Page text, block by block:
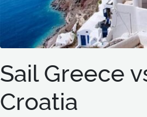
Sail Greece
Croatia